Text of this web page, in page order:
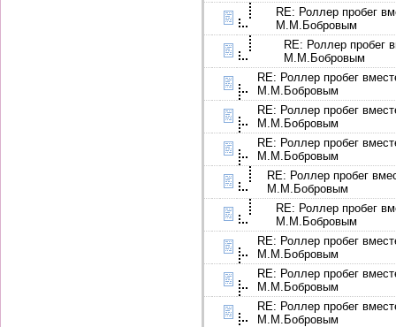
RE: Роллер пробег
М.М.Бобровым
RE: Роллер пробег
М.М.Бобровым
RE: Роллер пробег
М.М.Бобровым
RE: Роллер пробег
М.М.Бобровым
RE: Роллер пробег
М.М.Бобровым
RE: Роллер пробег
М.М.Бобровым
RE: Роллер пробег
М.М.Бобровым
RE: Роллер пробег
М.М.Бобровым
RE: Роллер пробег
М.М.Бобровым
RE: Роллер пробег
М.М.Бобровым